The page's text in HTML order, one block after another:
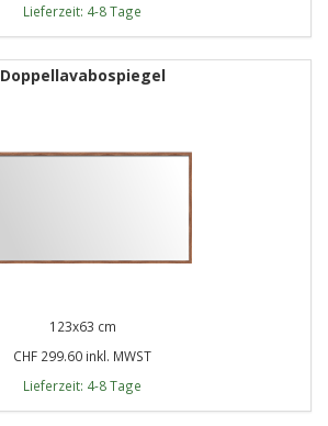
Lieferzeit: 4-8 Tage
Doppellavabospiegel
123x63 cm
CHF 299.60 inkl. MWST
Lieferzeit: 4-8 Tage